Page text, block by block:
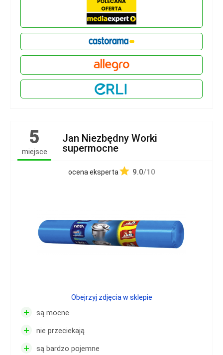
5
miejsce
Jan Niezbędny Worki
supermocne
ocena eksperta 9.0/10
+ są mocne
+ nie przeciekają
+ są bardzo pojemne
Obejrzyj zdjęcia w sklepie